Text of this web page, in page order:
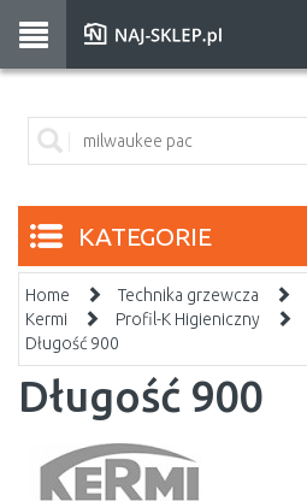
KATEGORIE
Home Technika grzewcza
Kermi
Profil-K Higieniczny
Długość 900
Długość 900